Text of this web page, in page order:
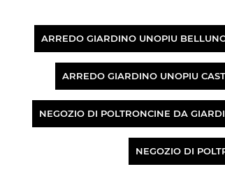
ARREDO GIARDINO UNOPIU
ARREDO GIARDINO UNOPIU
NEGOZIO DI POLTRONCINE DA
NEGOZIO DI